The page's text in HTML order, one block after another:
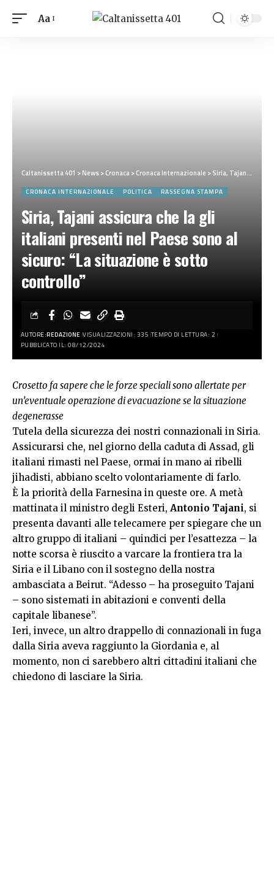
Aa
Caltanissetta 401 >News>Cronaca>Cronaca Internazionale >Siria, Tajani assicura che la gli italiani presenti nel Paese sono al sicuro: “La situazione è sotto controllo”
CRONACA INTERNAZIONALE POLITICA RASSEGNA STAMPA
Siria, Tajani assicura che la gli
italiani presenti nel Paese sono al
sicuro: “La situazione è sotto
controllo”
AUTORE:REDAZIONE VISUALIZZAZIONI: 335 TEMPO DI LETTURA: 2
PUBBLICATO IL: 08/12/2024
Crosetto fa sapere che le forze speciali sono allertate per
un’eventuale operazione di evacuazione se la situazione
degenerasse
Tutela della sicurezza dei nostri connazionali in Siria.
Assicurarsi che, nel giorno della caduta di Assad, gli
italiani rimasti nel Paese, ormai in mano ai ribelli
jihadisti, abbiano scelto volontariamente di farlo.
È la priorità della Farnesina in queste ore. A metà
mattinata il ministro degli Esteri, Antonio Tajani, si
presenta davanti alle telecamere per spiegare che un
altro gruppo di italiani – quindici per l’esattezza – la
notte scorsa è riuscito a varcare la frontiera tra la
Siria e il Libano con il sostegno della nostra
ambasciata a Beirut. “Adesso – ha proseguito Tajani
– sono sistemati in abitazioni e conventi della
capitale libanese”.
Ieri, invece, un altro drappello di connazionali in fuga
dalla Siria aveva raggiunto la Giordania e, al
momento, non ci sarebbero altri cittadini italiani che
chiedono di lasciare la Siria.